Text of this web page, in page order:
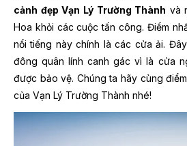
cảnh đẹp Vạn Lý Trường Thành và
Hoa khỏi các cuộc tấn công. Điểm
nổi tiếng này chính là các cửa ải.
đông quân lính canh gác vì là cửa
được bảo vệ. Chúng ta hãy cùng
của Vạn Lý Trường Thành nhé!